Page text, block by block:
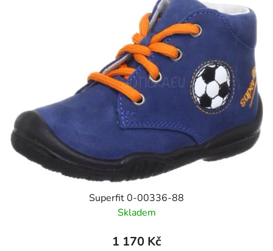
Superfit 0-00336-88
Skladem
1 170 Kč